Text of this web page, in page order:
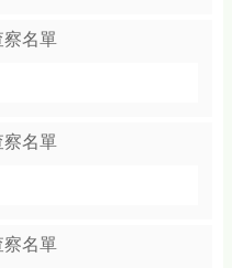
察名單
察名單
察名單